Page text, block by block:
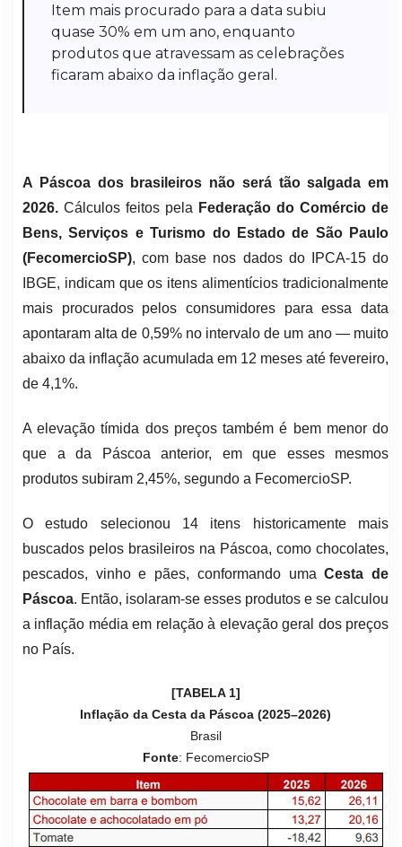
Item mais procurado para a data subiu
quase 30% em um ano, enquanto
produtos que atravessam as celebrações
ficaram abaixo da inflação geral.
A Páscoa dos brasileiros não será tão salgada em
2026. Cálculos feitos pela Federação do Comércio de
Bens, Serviços e Turismo do Estado de São Paulo
(FecomercioSP), com base nos dados do IPCA-15 do
IBGE, indicam que os itens alimentícios tradicionalmente
mais procurados pelos consumidores para essa data
apontaram alta de 0,59% no intervalo de um ano — muito
abaixo da inflação acumulada em 12 meses até fevereiro,
de 4,1%.
A elevação tímida dos preços também é bem menor do
que a da Páscoa anterior, em que esses mesmos
produtos subiram 2,45%, segundo a FecomercioSP.
O estudo selecionou 14 itens historicamente mais
buscados pelos brasileiros na Páscoa, como chocolates,
pescados, vinho e pães, conformando umaCesta de
Páscoa. Então, isolaram-se esses produtos e se calculou
a inflação média em relação à elevação geral dos preços
no País.
[TABELA 1]
Inflação da Cesta da Páscoa (2025–2026)
Brasil
Fonte: FecomercioSP